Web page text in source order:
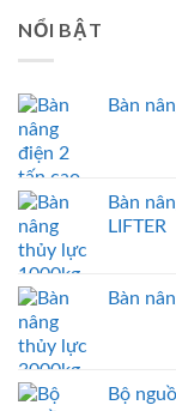
NỔI BẬT
Bàn
Bàn
LIFTER
Bàn
Bộ